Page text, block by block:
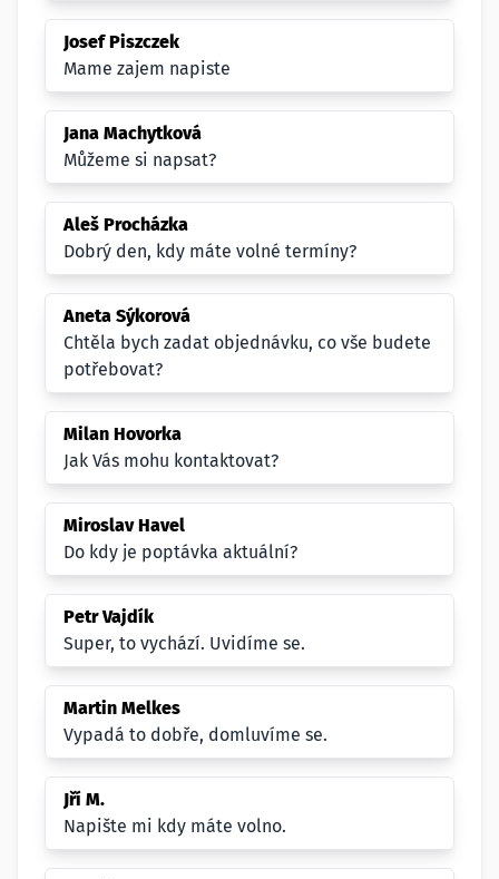
Josef Piszczek
Mame zajem napiste
Jana Machytková
Můžeme si napsat?
Aleš Procházka
Dobrý den, kdy máte volné termíny?
Aneta Sýkorová
Chtěla bych zadat objednávku, co vše budete
potřebovat?
Milan Hovorka
Jak Vás mohu kontaktovat?
Miroslav Havel
Do kdy je poptávka aktuální?
Petr Vajdík
Super, to vychází. Uvidíme se.
Martin Melkes
Vypadá to dobře, domluvíme se.
Jří M.
Napište mi kdy máte volno.